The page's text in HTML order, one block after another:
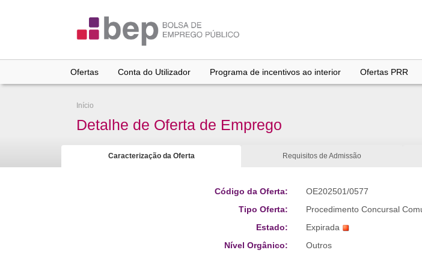
Ofertas Conta do Utilizador Programa de incentivos ao interior Ofertas PRR
Início
Detalhe de Oferta de Emprego
Caracterização da Oferta Requisitos de Admissão
Código da Oferta:
OE202501/0577
Tipo Oferta:
Procedimento Concursal
Estado:
Expirada
Nível Orgânico:
Outros